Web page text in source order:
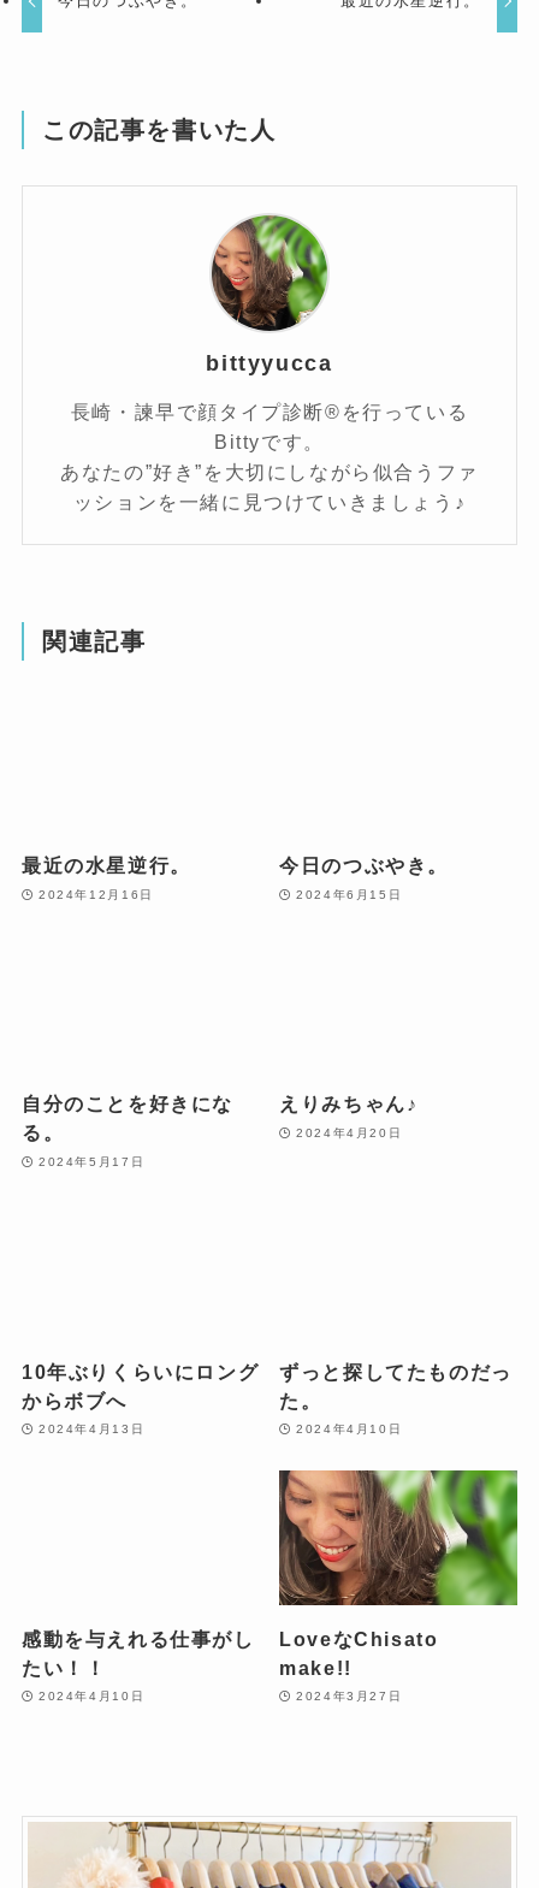
この記事を書いた人
bittyyucca
長崎・諫早で顔タイプ診断®を行っている
Bittyです。
あなたの”好き”を大切にしながら似合うファ
ッションを一緒に見つけていきましょう♪
関連記事
最近の水星逆行。
2024年12月16日
今日のつぶやき。
2024年6月15日
自分のことを好きにな
る。
2024年5月17日
えりみちゃん♪
2024年4月20日
10年ぶりくらいにロング
からボブへ
2024年4月13日
ずっと探してたものだっ
た。
2024年4月10日
感動を与えれる仕事がし
たい！！
2024年4月10日
LoveなChisato
make!!
2024年3月27日